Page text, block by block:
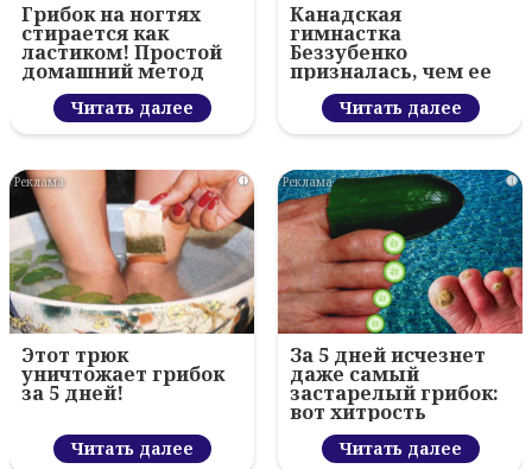
Грибок на ногтях
стирается как
ластиком! Простой
домашний метод
Читать далее
Канадская
гимнастка
Беззубенко
призналась, чем ее
разочаровала
МоскваЧитать далее
i
Этот трюк
уничтожает грибок
за 5 дней!
Читать далее
i
За 5 дней исчезнет
даже самый
застарелый грибок:
вот хитрость
Читать далее